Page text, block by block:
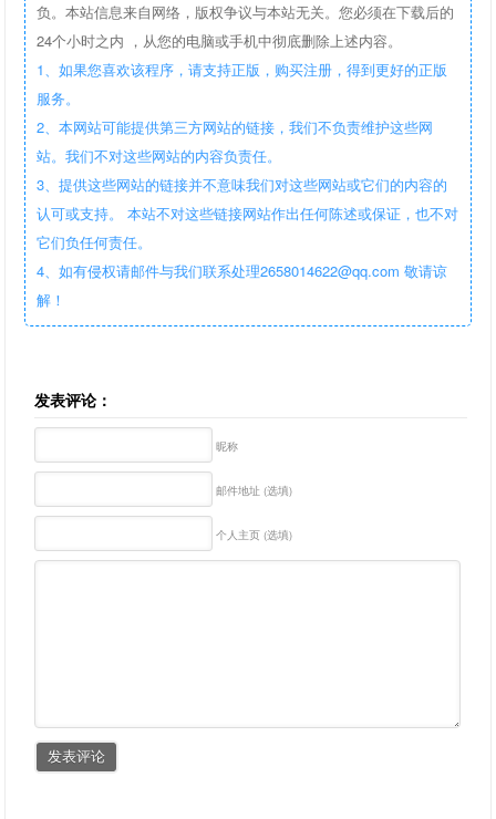
负。本站信息来自网络，版权争议与本站无关。您必须在下载后的
24个小时之内 ，从您的电脑或手机中彻底删除上述内容。
1、如果您喜欢该程序，请支持正版，购买注册，得到更好的正版
服务。
2、本网站可能提供第三方网站的链接，我们不负责维护这些网
站。我们不对这些网站的内容负责任。
3、提供这些网站的链接并不意味我们对这些网站或它们的内容的
认可或支持。 本站不对这些链接网站作出任何陈述或保证，也不对
它们负任何责任。
4、如有侵权请邮件与我们联系处理2658014622@qq.com 敬请谅
解！
发表评论：
昵称
邮件地址 (选填)
个人主页 (选填)